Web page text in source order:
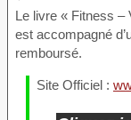
Le livre « Fitness –
est accompagné
remboursé.
Site Officiel :